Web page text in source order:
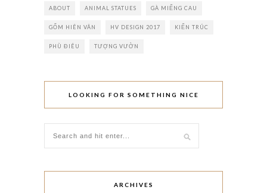
ABOUT ANIMAL STATUES GÀ MIẾNG CAU
GỐM HIÊN VÂN HV DESIGN 2017 KIẾN TRÚC
PHÙ ĐIÊU TƯỢNG VƯỜN
LOOKING FOR SOMETHING NICE
ARCHIVES